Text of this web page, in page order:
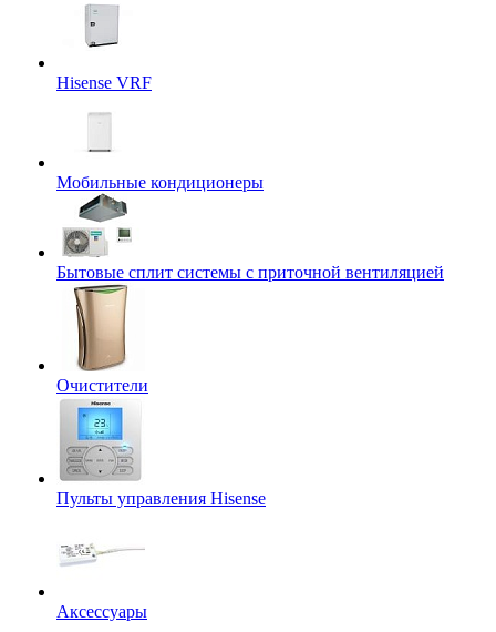
Hisense VRF
Мобильные кондиционеры
Бытовые сплит системы с приточной вентиляцией
Очистители
Пульты управления Hisense
Аксессуары